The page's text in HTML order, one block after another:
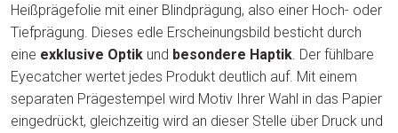
Heißprägefolie mit einer Blindprägung, also einer Hoch- oder
Tiefprägung. Dieses edle Erscheinungsbild besticht durch
eine exklusive Optik und besondere Haptik. Der fühlbare
Eyecatcher wertet jedes Produkt deutlich auf. Mit einem
separaten Prägestempel wird Motiv Ihrer Wahl in das Papier
eingedrückt, gleichzeitig wird an dieser Stelle über Druck und